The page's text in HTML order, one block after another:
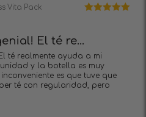
Vita Pack
El té re...
té realmente ayuda a mi
y la botella es muy
es que tuve que
té con regularidad, pero